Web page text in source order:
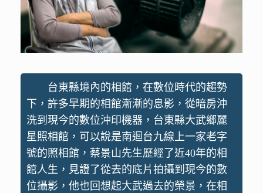
台東縣境內的相館，在數位時代的趨勢
下，許多早期的相館漸漸的息影，從暗房沖
洗到現今的數位沖印機器，台東縣大武鄉麗
星照相館，可以說是南迴台九線上一家老字
號的照相館，蔡景山先生歷經了近40年的相
館人生，見證了從去的底片拍攝到現今的數
位攝影，他也回想起大武過去的榮景，在相